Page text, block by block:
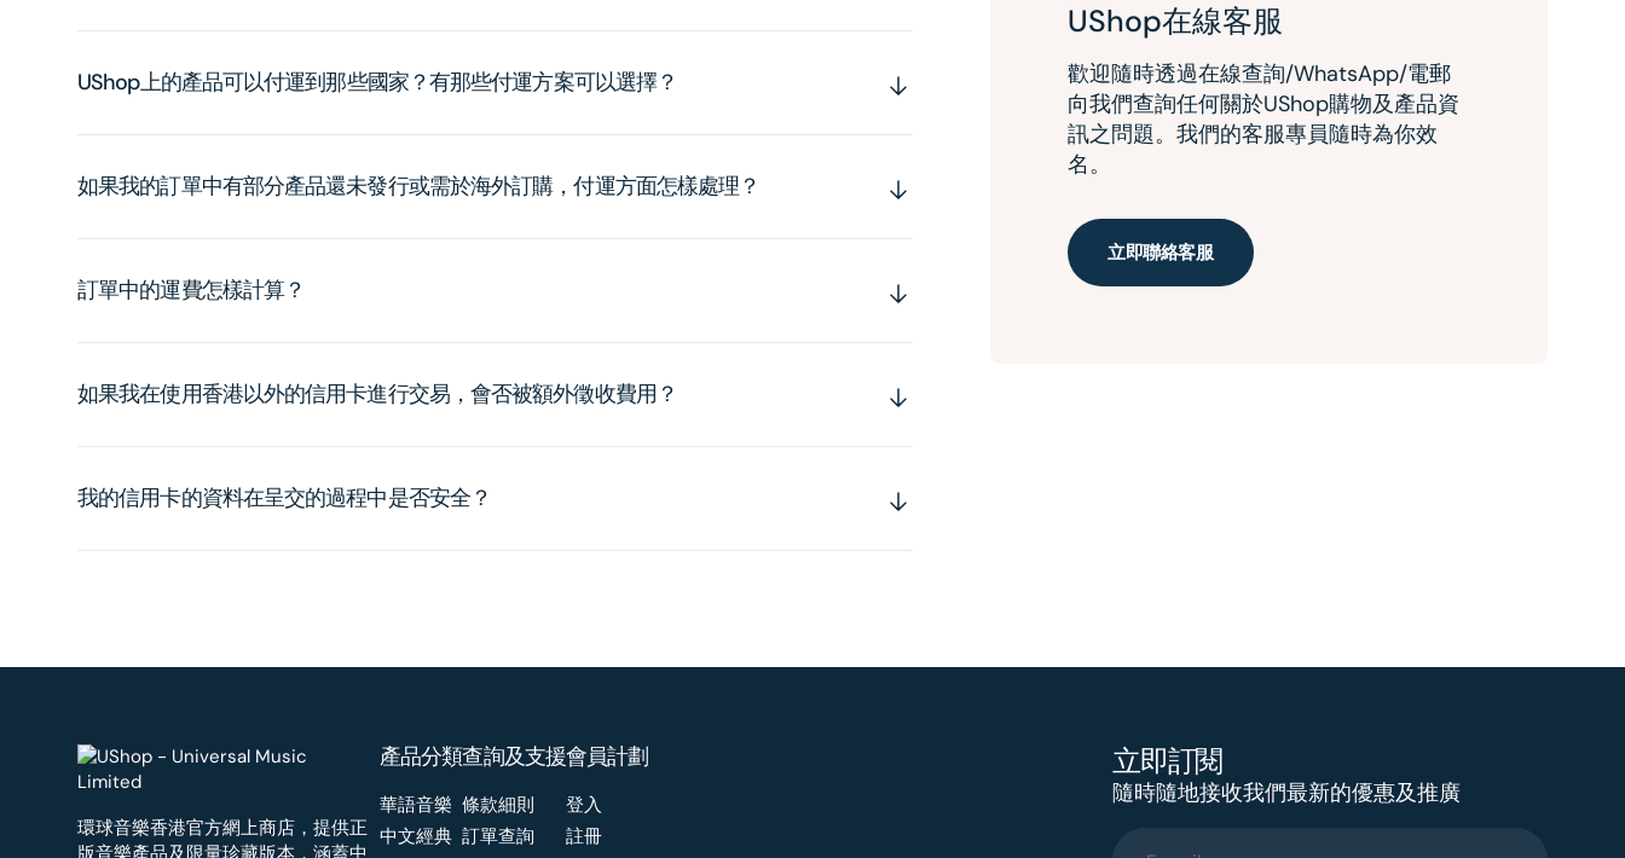
UShop上的產品可以付運到那些國家？有那些付運方案可以選擇？
如果我的訂單中有部分產品還未發行或需於海外訂購，付運方面怎樣處理？
訂單中的運費怎樣計算？
如果我在使用香港以外的信用卡進行交易，會否被額外徵收費用？
我的信用卡的資料在呈交的過程中是否安全？
UShop在線客服
歡迎隨時透過在線查詢/WhatsApp/電郵
向我們查詢任何關於UShop購物及產品資
訊之問題。我們的客服專員隨時為你效
名。
立即聯絡客服
環球音樂香港官方網上商店，提供正
產品分類
華語音樂
中文經典
查詢及支援
條款細則
訂單查詢
會員計劃
登入
註冊
立即訂閱
隨時隨地接收我們最新的優惠及推廣